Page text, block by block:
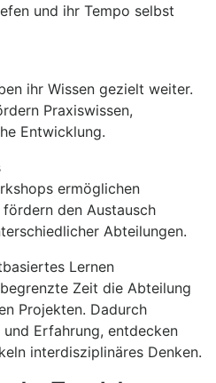
und ihr Tempo selbst
ihr Wissen gezielt weiter.
Praxiswissen,
Entwicklung.
ermöglichen
den Austausch
Abteilungen.
Lernen
Zeit die Abteilung
Projekten. Dadurch
Erfahrung, entdecken
interdisziplinäres Denken.